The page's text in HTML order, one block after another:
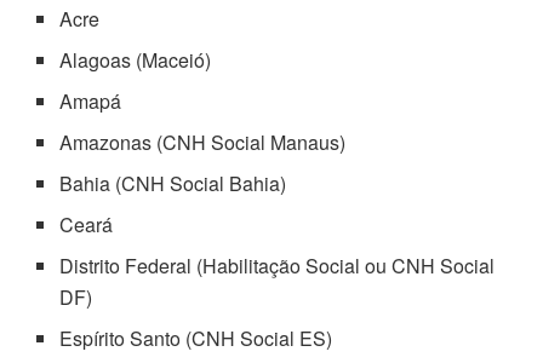
Acre
Alagoas (Maceió)
Amapá
Amazonas (CNH Social Manaus)
Bahia (CNH Social Bahia)
Ceará
Distrito Federal (Habilitação Social ou CNH Social
DF)
Espírito Santo (CNH Social ES)